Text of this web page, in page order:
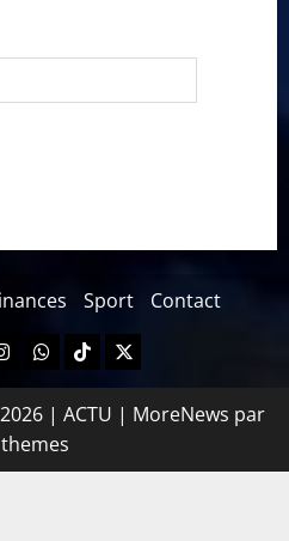
Sport Contact
| ACTU | MoreNews par
themes